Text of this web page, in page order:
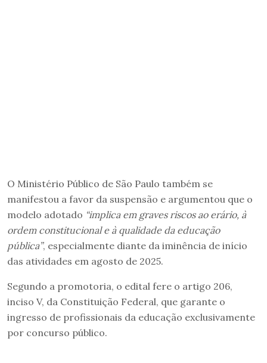
O Ministério Público de São Paulo também se
manifestou a favor da suspensão e argumentou que o
modelo adotado “implica em graves riscos ao erário, à
ordem constitucional e à qualidade da educação
pública”, especialmente diante da iminência de início
das atividades em agosto de 2025.
Segundo a promotoria, o edital fere o artigo 206,
inciso V, da Constituição Federal, que garante o
ingresso de profissionais da educação exclusivamente
por concurso público.